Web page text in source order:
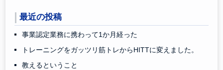
最近の投稿
事業認定業務に携わって1か月経った
トレーニングをガッツリ筋トレからHITTに変えました。
教えるということ